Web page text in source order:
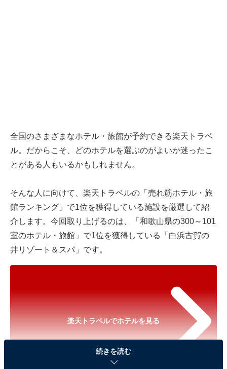
全国のさまざまなホテル・旅館が予約できる楽天トラベ
ル。だからこそ、どのホテルを選ぶのがよいか迷ったこ
とがある人もいるかもしれません。
そんな人に向けて、楽天トラベルの「売れ筋ホテル・旅
館ランキング」で1位を獲得している施設を厳選して紹
介します。今回取り上げるのは、「和歌山県の300～101
室のホテル・旅館」で1位を獲得している「白浜古賀の
井リゾート＆スパ」です。
楽天トラベルでホテルを見る
続きを読む